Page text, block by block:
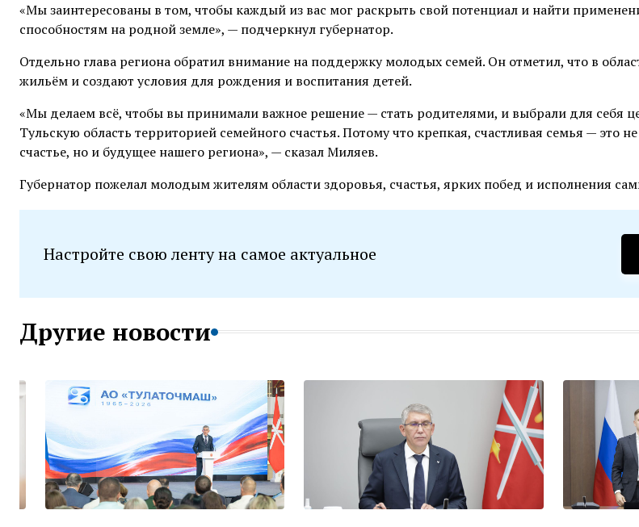
«Мы заинтересованы в том, чтобы каждый из вас мог раскрыть свой потенциал и найти
способностям на родной земле», — подчеркнул губернатор.
Отдельно глава региона обратил внимание на поддержку молодых семей. Он отметил, что в
жильём и создают условия для рождения и воспитания детей.
«Мы делаем всё, чтобы вы принимали важное решение — стать родителями, и выбрали для себя
Тульскую область территорией семейного счастья. Потому что крепкая, счастливая семья — это
счастье, но и будущее нашего региона», — сказал Миляев.
Губернатор пожелал молодым жителям области здоровья, счастья, ярких побед и исполнения
Настройте свою ленту на самое актуальное
Другие новости